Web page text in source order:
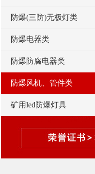
防爆(三防)无极灯类
防爆电器类
防爆防腐电器类
防爆风机、管件类
矿用led防爆灯具